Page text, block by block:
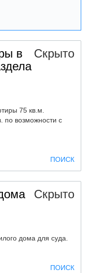
в
Скрыто
75 кв.м.
по возможности с
ПОИСК
Скрыто
дома для суда.
ПОИСК